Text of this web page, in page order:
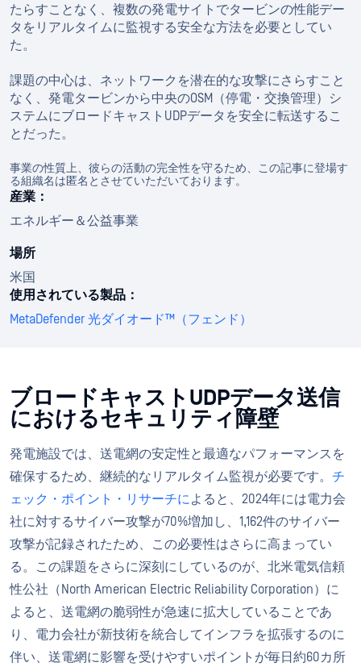
たらすことなく、複数の発電サイトでタービンの性能デー
タをリアルタイムに監視する安全な方法を必要としてい
た。
課題の中心は、ネットワークを潜在的な攻撃にさらすこと
なく、発電タービンから中央のOSM（停電・交換管理）シ
ステムにブロードキャストUDPデータを安全に転送するこ
とだった。
事業の性質上、彼らの活動の完全性を守るため、この記事に登場す
る組織名は匿名とさせていただいております。
産業：
エネルギー＆公益事業
場所
米国
使用されている製品：
MetaDefender 光ダイオード™（フェンド）
ブロードキャストUDPデータ送信
におけるセキュリティ障壁
発電施設では、送電網の安定性と最適なパフォーマンスを
確保するため、継続的なリアルタイム監視が必要です。 チ
ェック・ポイント・リサーチによると、2024年には電力会
社に対するサイバー攻撃が70%増加し、1,162件のサイバー
攻撃が記録されたため、この必要性はさらに高まってい
る。この課題をさらに深刻にしているのが、北米電気信頼
性公社（North American Electric Reliability Corporation）に
よると、送電網の脆弱性が急速に拡大していることであ
り、電力会社が新技術を統合してインフラを拡張するのに
伴い、送電網に影響を受けやすいポイントが毎日約60カ所